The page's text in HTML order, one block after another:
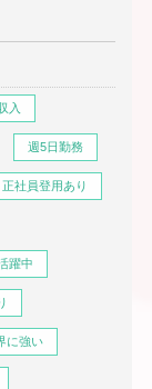
入
週5日勤務
正社員登用あり
躍中
に強い